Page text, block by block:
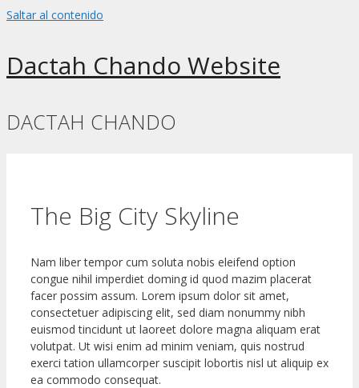
Saltar al contenido
Dactah Chando Website
DACTAH CHANDO
The Big City Skyline
Nam liber tempor cum soluta nobis eleifend option
congue nihil imperdiet doming id quod mazim placerat
facer possim assum. Lorem ipsum dolor sit amet,
consectetuer adipiscing elit, sed diam nonummy nibh
euismod tincidunt ut laoreet dolore magna aliquam erat
volutpat. Ut wisi enim ad minim veniam, quis nostrud
exerci tation ullamcorper suscipit lobortis nisl ut aliquip ex
ea commodo consequat.